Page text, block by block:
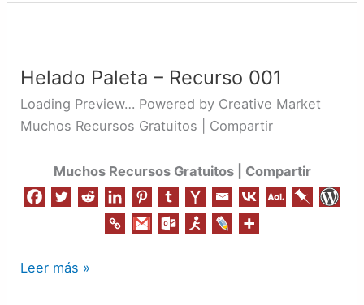
Helado Paleta – Recurso 001
Loading Preview… Powered by Creative Market
Muchos Recursos Gratuitos | Compartir
Muchos Recursos Gratuitos | Compartir
–
Recurso
001
Leer más »